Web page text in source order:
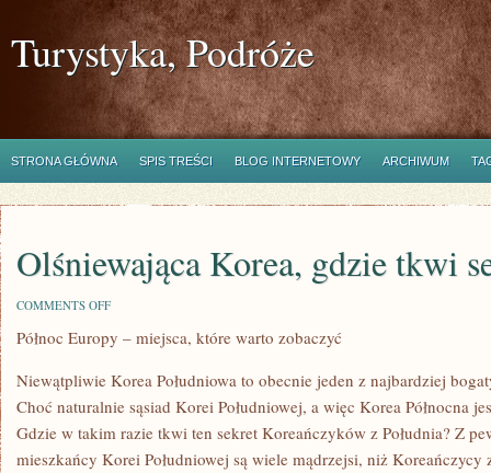
Turystyka, Podróże
STRONA GŁÓWNA SPIS TREŚCI BLOG INTERNETOWY ARCHIWUM
Olśniewająca Korea, gdzie tkwi
COMMENTS OFFON
KOREA,
GDZIE
SEKRET?
Północ Europy – miejsca, które warto zobaczyć
Niewątpliwie Korea Południowa to obecnie jeden z najbardziej
Choć naturalnie sąsiad Korei Południowej, a więc Korea Północna
Gdzie w takim razie tkwi ten sekret Koreańczyków z Południa? Z
mieszkańcy Korei Południowej są wiele mądrzejsi, niż Koreańczycy